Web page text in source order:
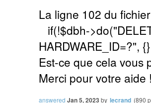
La ligne 102 du
if(!$dbh-
HARDWARE_ID=?",
Est-ce que cela vous
Merci pour votre aide !
answered Jan 5, 2023 by lecrand (890